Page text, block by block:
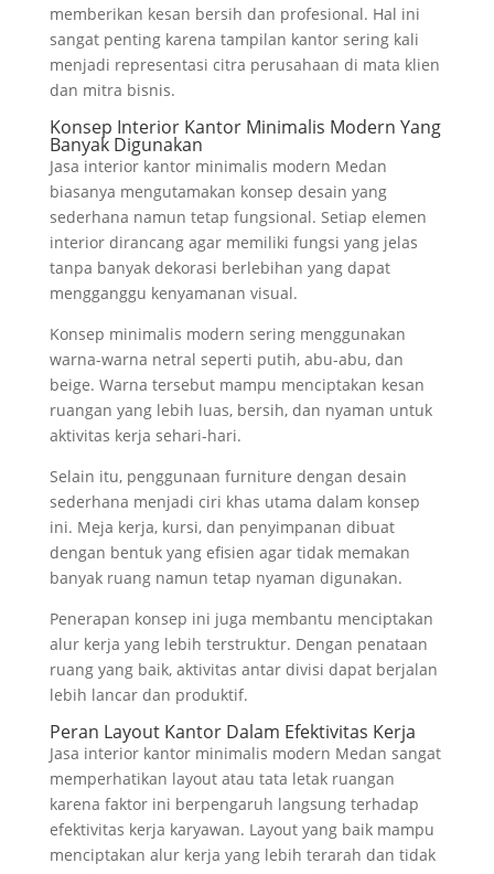
memberikan kesan bersih dan profesional. Hal ini
sangat penting karena tampilan kantor sering kali
menjadi representasi citra perusahaan di mata klien
dan mitra bisnis.
Konsep Interior Kantor Minimalis Modern Yang
Banyak Digunakan
Jasa interior kantor minimalis modern Medan
biasanya mengutamakan konsep desain yang
sederhana namun tetap fungsional. Setiap elemen
interior dirancang agar memiliki fungsi yang jelas
tanpa banyak dekorasi berlebihan yang dapat
mengganggu kenyamanan visual.
Konsep minimalis modern sering menggunakan
warna-warna netral seperti putih, abu-abu, dan
beige. Warna tersebut mampu menciptakan kesan
ruangan yang lebih luas, bersih, dan nyaman untuk
aktivitas kerja sehari-hari.
Selain itu, penggunaan furniture dengan desain
sederhana menjadi ciri khas utama dalam konsep
ini. Meja kerja, kursi, dan penyimpanan dibuat
dengan bentuk yang efisien agar tidak memakan
banyak ruang namun tetap nyaman digunakan.
Penerapan konsep ini juga membantu menciptakan
alur kerja yang lebih terstruktur. Dengan penataan
ruang yang baik, aktivitas antar divisi dapat berjalan
lebih lancar dan produktif.
Peran Layout Kantor Dalam Efektivitas Kerja
Jasa interior kantor minimalis modern Medan sangat
memperhatikan layout atau tata letak ruangan
karena faktor ini berpengaruh langsung terhadap
efektivitas kerja karyawan. Layout yang baik mampu
menciptakan alur kerja yang lebih terarah dan tidak